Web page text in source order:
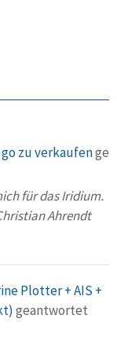
zu verkaufenge
für das Iridium.
Ahrendt
Plotter + AIS +
geantwortet